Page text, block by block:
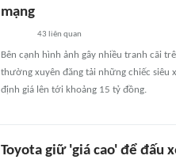
mạng
43 liên quan
Bên cạnh hình ảnh gây nhiều tranh cãi
thường xuyên đăng tải những chiếc siêu
định giá lên tới khoảng 15 tỷ đồng.
Toyota giữ 'giá cao' để đấu